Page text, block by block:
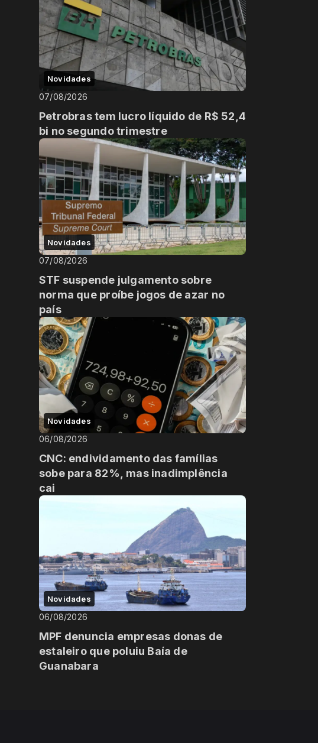
Novidades
07/08/2026
Petrobras tem lucro líquido de R$ 52,4
bi no segundo trimestre
Novidades
07/08/2026
STF suspende julgamento sobre
norma que proíbe jogos de azar no
país
Novidades
06/08/2026
CNC: endividamento das famílias
sobe para 82%, mas inadimplência
cai
Novidades
06/08/2026
MPF denuncia empresas donas de
estaleiro que poluiu Baía de
Guanabara